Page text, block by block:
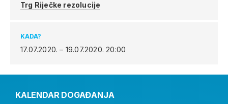
Trg Riječke rezolucije
KADA?
17.07.2020. – 19.07.2020. 20:00
KALENDAR DOGAĐANJA